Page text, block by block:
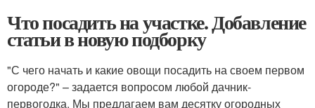
Что посадить на участке. Добавление
статьи в новую подборку
"С чего начать и какие овощи посадить на своем первом
огороде?" – задается вопросом любой дачник-
первогодка. Мы предлагаем вам десятку огородных